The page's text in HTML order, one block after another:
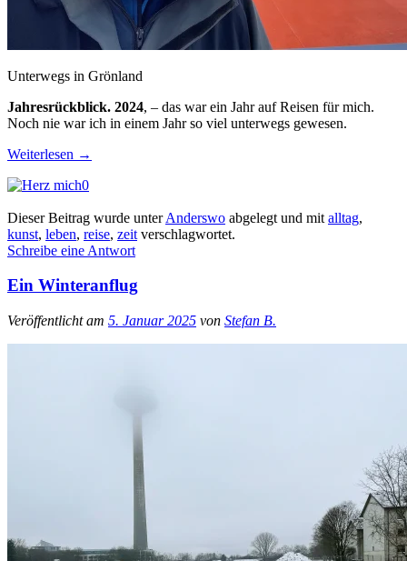
Unterwegs in Grönland
Jahresrückblick. 2024, – das war ein Jahr auf Reisen für mich.
Noch nie war ich in einem Jahr so viel unterwegs gewesen.
Weiterlesen →
0
Dieser Beitrag wurde unterAnderswo abgelegt und mit alltag,
kunst, leben, reise, zeit verschlagwortet.
Schreibe eine Antwort
Ein Winteranflug
Veröffentlicht am 5. Januar 2025 von Stefan B.